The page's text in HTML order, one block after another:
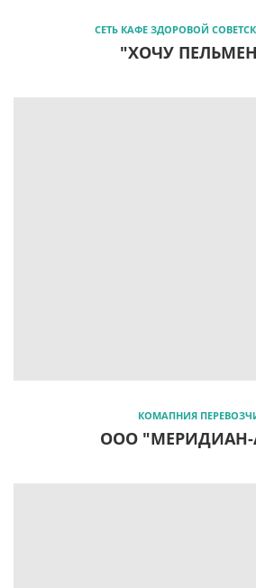
СЕТЬ КАФЕ ЗДОРОВОЙ
"ХОЧУ
КОМАПНИЯ
ООО "МЕРИДИАН-